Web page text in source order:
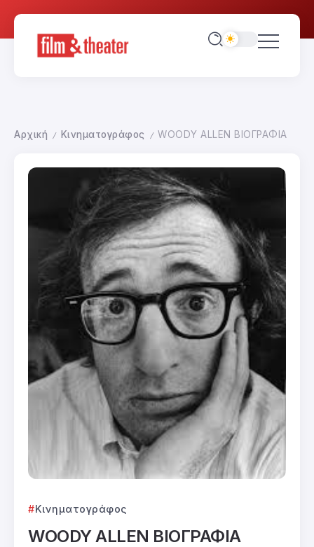
Αρχική / Κινηματογράφος / WOODY ALLEN ΒΙΟΓΡΑΦΙΑ
Κινηματογράφος
WOODY ALLEN ΒΙΟΓΡΑΦΙΑ